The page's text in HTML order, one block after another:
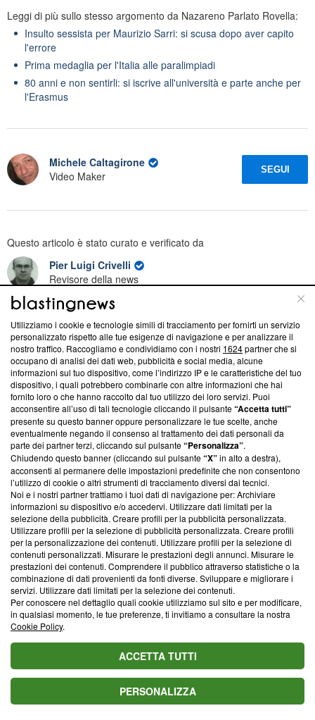
Leggi di più sullo stesso argomento da Nazareno Parlato Rovella:
Insulto sessista per Maurizio Sarri: si scusa dopo aver capito
l'errore
Prima medaglia per l'Italia alle paralimpiadi
80 anni e non sentirli: si iscrive all'università e parte anche per
l'Erasmus
Michele Caltagirone
Video Maker
SEGUI
Questo articolo è stato curato e verificato da
Pier Luigi Crivelli
Revisore della news
SeguiPier Luigisu Facebook
SeguiPier Luigisu Linkedin
Suggerisci una correzione
Valuta il titolo di questo articolo
Blasting News consiglia
L'oroscopo di domani 5 agosto, classifica e previsioni:
1ﾟGemelli, giornata 'no problem'
Calciomercato: Juve mette gli occhi su Frattesi, Roma
su Molina, Fofana e Fresneda
Far away, finale 1ª stagione: Albora corre da Alya, la
bacia e si dichiara: 'Ti amo'
Oroscopo dei colpi di scena 11-20 agosto 2026: Toro,
sorpresa d'amore fuori dagli schemi
Maratona Telethon, il cuore di un papà diviso tra vita e
Utilizziamo i cookie e tecnologie simili di tracciamento per fornirti un servizio
personalizzato rispetto alle tue esigenze di navigazione e per analizzare il
nostro traffico. Raccogliamo e condividiamo con i nostri 1624partner che si
occupano di analisi dei dati web, pubblicità e social media, alcune
informazioni sul tuo dispositivo, come l’indirizzo IP e le caratteristiche del tuo
dispositivo, i quali potrebbero combinarle con altre informazioni che hai
fornito loro o che hanno raccolto dal tuo utilizzo dei loro servizi. Puoi
acconsentire all’uso di tali tecnologie cliccando il pulsante“Accetta tutti”
presente su questo banner oppure personalizzare le tue scelte, anche
eventualmente negando il consenso al trattamento dei dati personali da
parte dei partner terzi, cliccando sul pulsante“Personalizza”.
Chiudendo questo banner (cliccando sul pulsante“X”in alto a destra),
acconsenti al permanere delle impostazioni predefinite che non consentono
l’utilizzo di cookie o altri strumenti di tracciamento diversi dai tecnici.
Noi e i nostri partner trattiamo i tuoi dati di navigazione per: Archiviare
informazioni su dispositivo e/o accedervi. Utilizzare dati limitati per la
selezione della pubblicità. Creare profili per la pubblicità personalizzata.
Utilizzare profili per la selezione di pubblicità personalizzata. Creare profili
per la personalizzazione dei contenuti. Utilizzare profili per la selezione di
contenuti personalizzati. Misurare le prestazioni degli annunci. Misurare le
prestazioni dei contenuti. Comprendere il pubblico attraverso statistiche o la
combinazione di dati provenienti da fonti diverse. Sviluppare e migliorare i
servizi. Utilizzare dati limitati per la selezione dei contenuti.
Per conoscere nel dettaglio quali cookie utilizziamo sul sito e per modificare,
in qualsiasi momento, le tue preferenze, ti invitiamo a consultare la nostra
Cookie Policy.
ACCETTA TUTTI
PERSONALIZZA